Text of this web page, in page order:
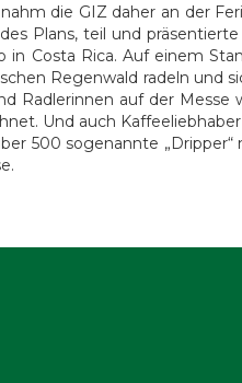
die GIZ daher an der
Plans, teil und
in Costa Rica. Auf einem
Regenwald radeln und
Radlerinnen auf der Messe
Und auch
500 sogenannte